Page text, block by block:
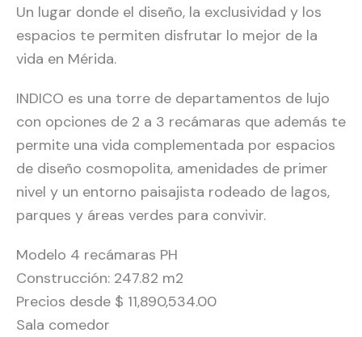
Un lugar donde el diseño, la exclusividad y los
espacios te permiten disfrutar lo mejor de la
vida en Mérida.
INDICO es una torre de departamentos de lujo
con opciones de 2 a 3 recámaras que además te
permite una vida complementada por espacios
de diseño cosmopolita, amenidades de primer
nivel y un entorno paisajista rodeado de lagos,
parques y áreas verdes para convivir.
Modelo 4 recámaras PH
Construcción: 247.82 m2
Precios desde $ 11,890,534.00
Sala comedor